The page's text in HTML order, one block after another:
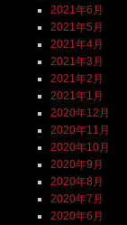
2021年6月
2021年5月
2021年4月
2021年3月
2021年2月
2021年1月
2020年12月
2020年11月
2020年10月
2020年9月
2020年8月
2020年7月
2020年6月